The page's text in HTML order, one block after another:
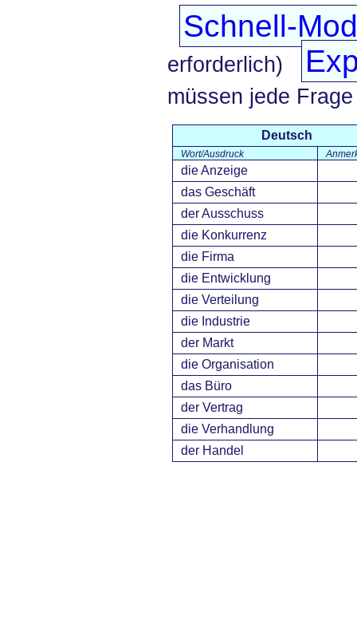
Schnell-
erforderlich)
müssen jede
Deutsch
Wort/Ausdruck
die Anzeige
das Geschäft
der Ausschuss
die Konkurrenz
die Firma
die Entwicklung
die Verteilung
die Industrie
der Markt
die Organisation
das Büro
der Vertrag
die Verhandlung
der Handel